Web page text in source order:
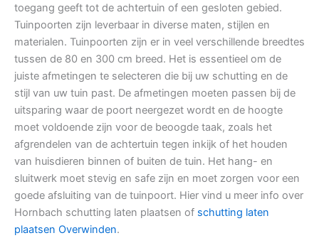
toegang geeft tot de achtertuin of een gesloten gebied.
Tuinpoorten zijn leverbaar in diverse maten, stijlen en
materialen. Tuinpoorten zijn er in veel verschillende breedtes
tussen de 80 en 300 cm breed. Het is essentieel om de
juiste afmetingen te selecteren die bij uw schutting en de
stijl van uw tuin past. De afmetingen moeten passen bij de
uitsparing waar de poort neergezet wordt en de hoogte
moet voldoende zijn voor de beoogde taak, zoals het
afgrendelen van de achtertuin tegen inkijk of het houden
van huisdieren binnen of buiten de tuin. Het hang- en
sluitwerk moet stevig en safe zijn en moet zorgen voor een
goede afsluiting van de tuinpoort. Hier vind u meer info over
Hornbach schutting laten plaatsen of schutting laten
plaatsen Overwinden.